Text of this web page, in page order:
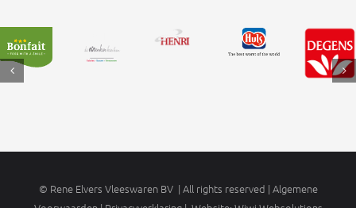
© Rene Elvers Vleeswaren BV | All rights reserved | Algemene